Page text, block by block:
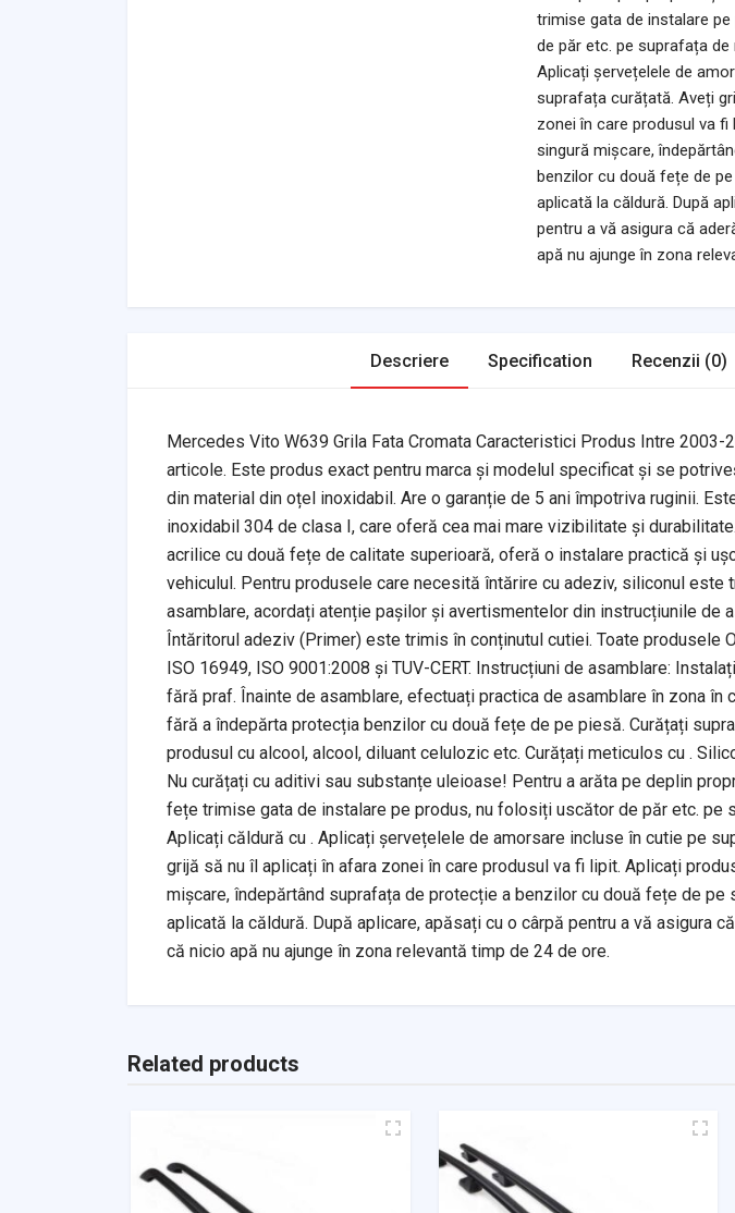
trimise gata de instalare
de păr etc. pe suprafața
Aplicați șervețelele de
suprafața curățată. Aveți
zonei în care produsul va
singură mișcare,
benzilor cu două fețe de
aplicată la căldură. După
pentru a vă asigura că
apă nu ajunge în zona
Descriere Specification Recenzii (0)
Mercedes Vito W639 Grila Fata Cromata Caracteristici Produs Intre 2003-
articole. Este produs exact pentru marca și modelul specificat și se
din material din oțel inoxidabil. Are o garanție de 5 ani împotriva ruginii.
inoxidabil 304 de clasa I, care oferă cea mai mare vizibilitate și
acrilice cu două fețe de calitate superioară, oferă o instalare practică și
vehiculul. Pentru produsele care necesită întărire cu adeziv, siliconul este
asamblare, acordați atenție pașilor și avertismentelor din instrucțiunile de
Întăritorul adeziv (Primer) este trimis în conținutul cutiei. Toate produsele
ISO 16949, ISO 9001:2008 și TUV-CERT. Instrucțiuni de asamblare:
fără praf. Înainte de asamblare, efectuați practica de asamblare în zona în
fără a îndepărta protecția benzilor cu două fețe de pe piesă. Curățați
produsul cu alcool, alcool, diluant celulozic etc. Curățați meticulos cu .
Nu curățați cu aditivi sau substanțe uleioase! Pentru a arăta pe deplin
fețe trimise gata de instalare pe produs, nu folosiți uscător de păr etc. pe
Aplicați căldură cu . Aplicați șervețelele de amorsare incluse în cutie pe
grijă să nu îl aplicați în afara zonei în care produsul va fi lipit. Aplicați
mișcare, îndepărtând suprafața de protecție a benzilor cu două fețe de pe
aplicată la căldură. După aplicare, apăsați cu o cârpă pentru a vă asigura
că nicio apă nu ajunge în zona relevantă timp de 24 de ore.
Related products